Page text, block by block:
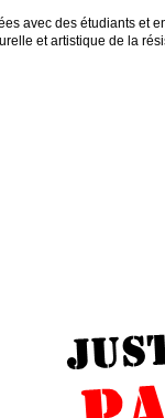
avec des étudiants et
et artistique de la